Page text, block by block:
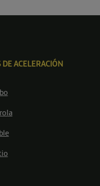
DE ACELERACIÓN